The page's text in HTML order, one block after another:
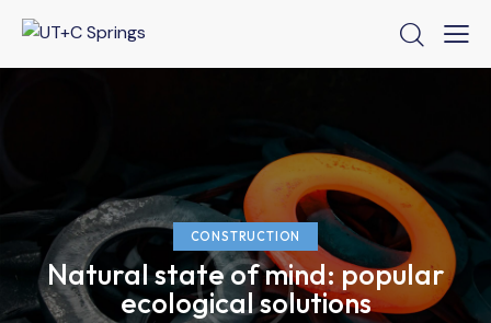
CONSTRUCTION
Natural state of mind: popular
ecological solutions